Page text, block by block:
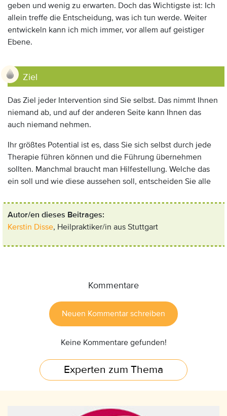
geben und wenig zu erwarten. Doch das Wichtigste ist: Ich
allein treffe die Entscheidung, was ich tun werde. Weiter
entwickeln kann ich mich immer, vor allem auf geistiger
Ebene.
Ziel
Das Ziel jeder Intervention sind Sie selbst. Das nimmt Ihnen
niemand ab, und auf der anderen Seite kann Ihnen das
auch niemand nehmen.
Ihr größtes Potential ist es, dass Sie sich selbst durch jede
Therapie führen können und die Führung übernehmen
sollten. Manchmal braucht man Hilfestellung. Welche das
ein soll und wie diese aussehen soll, entscheiden Sie alle
Autor/en dieses Beitrages:
Kerstin Disse, Heilpraktiker/in aus Stuttgart
Kommentare
Neuen Kommentar schreiben
Keine Kommentare gefunden!
Experten zum Thema